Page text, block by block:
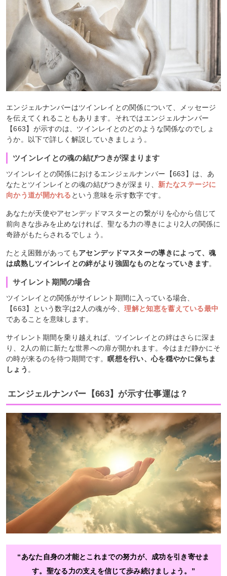
エンジェルナンバーはツインレイとの関係について、メッセージ
を伝えてくれることもあります。それではエンジェルナンバー
【663】が示すのは、ツインレイとのどのような関係なのでしょ
うか。以下で詳しく解説していきましょう。
ツインレイとの魂の結びつきが深まります
ツインレイとの関係におけるエンジェルナンバー【663】は、あ
なたとツインレイとの魂の結びつきが深まり、 新たなステージに
向かう道が開かれる という意味を示す数字です。
あなたが天使やアセンデッドマスターとの繋がりを心から信じて
前向きな歩みを止めなければ、聖なる力の導きにより2人の関係に
奇跡がもたらされるでしょう。
たとえ困難があってもアセンデッドマスターの導きによって、魂
は成熟しツインレイとの絆がより強固なものとなっていきます。
サイレント期間の場合
ツインレイとの関係がサイレント期間に入っている場合、
【663】という数字は2人の魂が今、理解と知恵を蓄えている最中
であることを意味します。
サイレント期間を乗り越えれば、ツインレイとの絆はさらに深ま
り、2人の前に新たな世界への扉が開かれます。今はまだ静かにそ
の時が来るのを待つ期間です。瞑想を行い、心を穏やかに保ちま
しょう 。
エンジェルナンバー【663】が示す仕事運は？
“あなた自身の才能とこれまでの努力が、成功を引き寄せま
す。聖なる力の支えを信じて歩み続けましょう。”